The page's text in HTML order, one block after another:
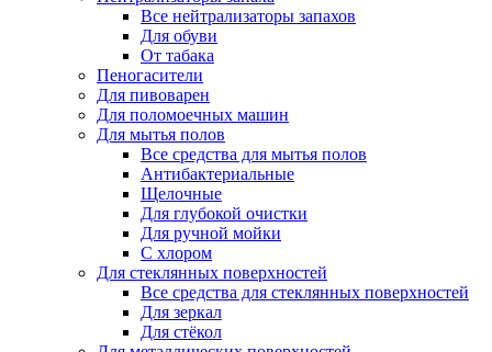
Все нейтрализаторы запахов
Для обуви
От табака
Пеногасители
Для пивоварен
Для поломоечных машин
Для мытья полов
Все средства для мытья полов
Антибактериальные
Щелочные
Для глубокой очистки
Для ручной мойки
С хлором
Для стеклянных поверхностей
Все средства для стеклянных поверхностей
Для зеркал
Для стёкол